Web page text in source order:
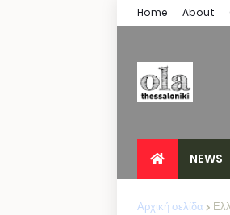
Home About
NEWS
Αρχική σελίδα